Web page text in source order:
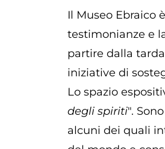
Il Museo Ebraico
testimonianze e
partire dalla
iniziative di
Lo spazio
degli spiriti".
alcuni dei quali